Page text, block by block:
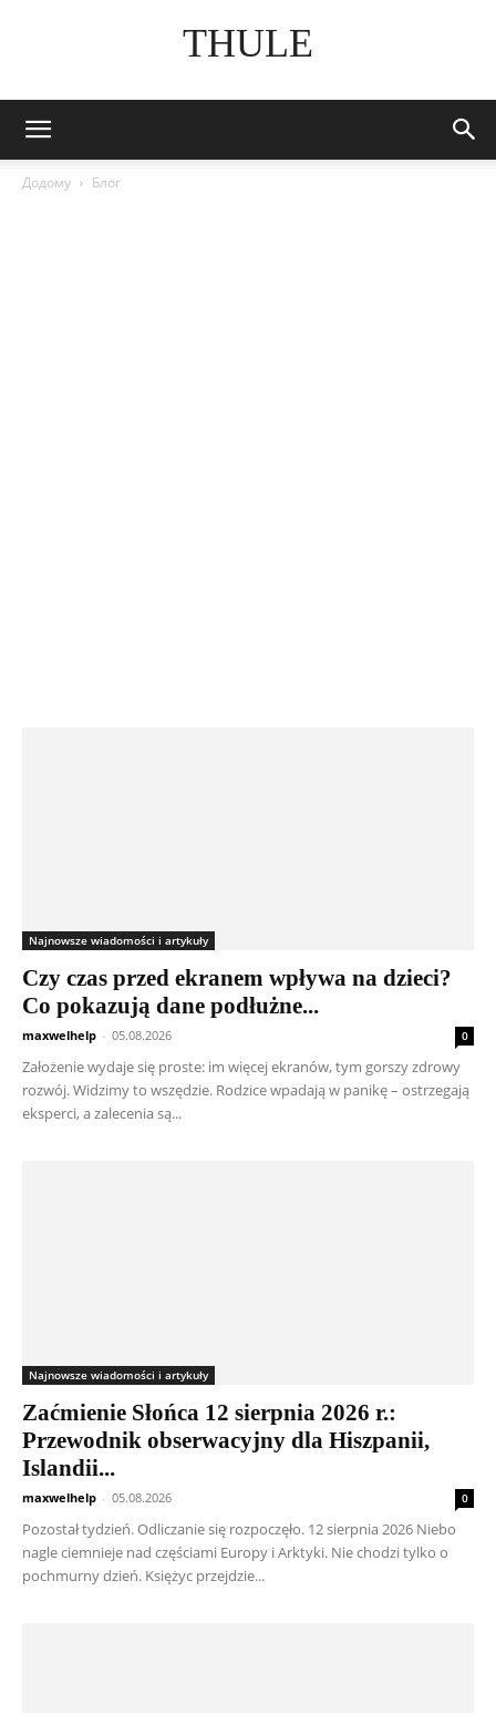
THULE
Додому Блог
Najnowsze wiadomości i artykuły
Czy czas przed ekranem wpływa na dzieci?
Co pokazują dane podłużne...
maxwelhelp - 05.08.2026 0
Założenie wydaje się proste: im więcej ekranów, tym gorszy zdrowy
rozwój. Widzimy to wszędzie. Rodzice wpadają w panikę – ostrzegają
eksperci, a zalecenia są...
Najnowsze wiadomości i artykuły
Zaćmienie Słońca 12 sierpnia 2026 r.:
Przewodnik obserwacyjny dla Hiszpanii,
Islandii...
maxwelhelp - 05.08.2026 0
Pozostał tydzień. Odliczanie się rozpoczęło. 12 sierpnia 2026 Niebo
nagle ciemnieje nad częściami Europy i Arktyki. Nie chodzi tylko o
pochmurny dzień. Księżyc przejdzie...